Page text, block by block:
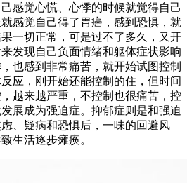
感觉心慌、心悸的时候就觉得自己
感觉自己得了胃癌，感到恐惧，就
一切正常，可是过不了多久，又开
发现自己负面情绪和躯体症状影响
也感到非常痛苦，就开始试图控制
应，刚开始还能控制的住，但时间
越来越严重，不控制也很痛苦，控
展成为强迫症。抑郁症则是和强迫
、疑病和恐惧后，一味的回避风
生活逐步瘫痪。